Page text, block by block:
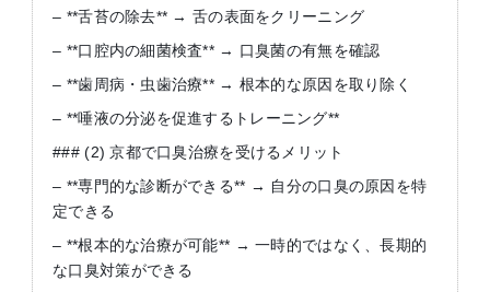
– **舌苔の除去** → 舌の表面をクリーニング
– **口腔内の細菌検査** → 口臭菌の有無を確認
– **歯周病・虫歯治療** → 根本的な原因を取り除く
– **唾液の分泌を促進するトレーニング**
### (2) 京都で口臭治療を受けるメリット
– **専門的な診断ができる** → 自分の口臭の原因を特
定できる
– **根本的な治療が可能** → 一時的ではなく、長期的
な口臭対策ができる